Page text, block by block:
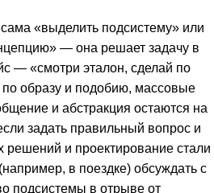
«выделить подсистему» или
— она решает задачу в
— «смотри эталон, сделай по
по образу и подобию, массовые
и абстракция остаются на
задать правильный вопрос и
решений и проектирование стали
в поездке) обсуждать с
подсистемы в отрыве от